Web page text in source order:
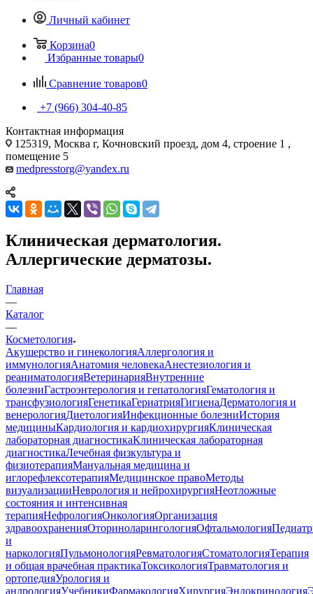
Личный кабинет
Корзина0
Избранные товары0
Сравнение товаров0
+7 (966) 304-40-85
Контактная информация
125319, Москва г, Кочновский проезд, дом 4, строение 1 ,
помещение 5
medpresstorg@yandex.ru
Клиническая дерматология.
Аллергические дерматозы.
Главная
—
Каталог
—
Косметология
Акушерство и гинекологияАллергология и
иммунологияАнатомия человекаАнестезиология и
реаниматологияВетеринарияВнутренние
болезниГастроэнтерология и гепатологияГематология и
трансфузиологияГенетикаГериатрияГигиенаДерматология и
венерологияДиетологияИнфекционные болезниИстория
медициныКардиология и кардиохирургияКлиническая
лабораторная диагностикаКлиническая лабораторная
диагностикаЛечебная физкультура и
физиотерапияМануальная медицина и
иглорефлексотерапияМедицинское правоМетоды
визуализацииНеврология и нейрохирургияНеотложные
состояния и интенсивная
терапияНефрологияОнкологияОрганизация
здравоохраненияОториноларингологияОфтальмология
и
наркологияПульмонологияРевматологияСтоматологияТерапия
и общая врачебная практикаТоксикологияТравматология и
ортопедияУрология и
андрологияУчебникиФармакологияХирургияЭндокринология